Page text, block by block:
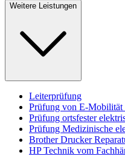
Weitere Leistungen
Leiterprüfung
Prüfung von E-
Prüfung ortsfester
Prüfung Medizinische
Brother Drucker
HP Technik vom